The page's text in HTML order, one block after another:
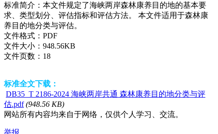
标准简介： 本文件规定了海峡两岸森林康养目的地的基本要
求、类型划分、评估指标和评估方法。 本文件适用于森林康
养目的地分类与评估。
文件格式： PDF
文件大小： 948.56KB
文件页数： 18
标准全文下载：
DB35_T 2186-2024 海峡两岸共通 森林康养目的地分类与评
估.pdf (948.56 KB)
网站所有内容均来自于网络，仅供个人学习、交流。
举报